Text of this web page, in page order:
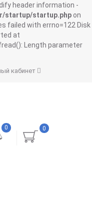
header information -
startup/startup.php on
failed with errno=122 Disk
at
Length parameter
кабинет
0
0